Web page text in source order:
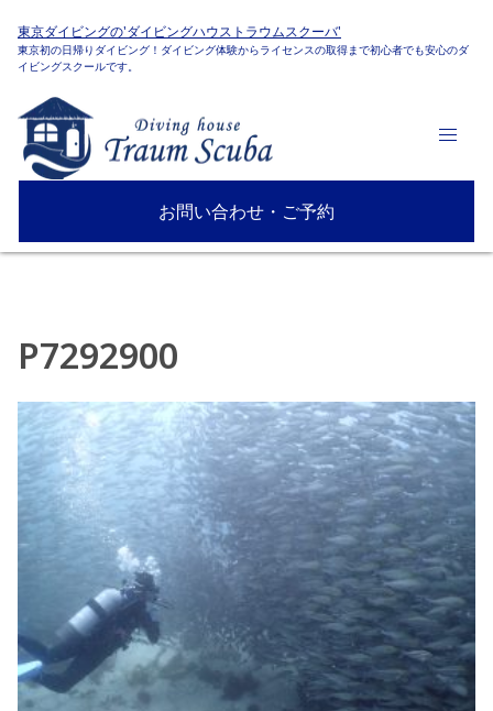
東京ダイビングの'ダイビングハウストラウムスクーバ'
東京初の日帰りダイビング！ダイビング体験からライセンスの取得まで初心者でも安心のダ
イビングスクールです。
お問い合わせ・ご予約
P7292900